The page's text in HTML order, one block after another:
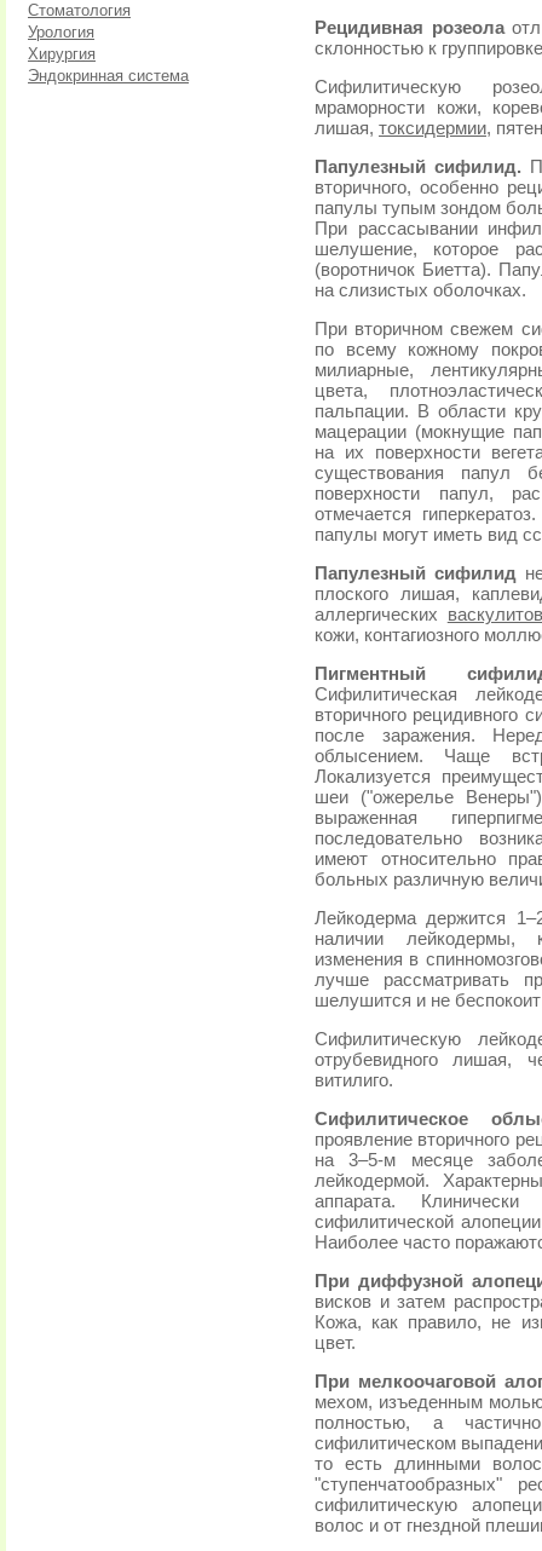
Стоматология
Урология
Хирургия
Эндокринная система
Рецидивная розеола
склонностью к
Сифилитическую
мраморности кожи,
лишая, токсидермии,
Папулезный сифилид.
вторичного, особенно
папулы тупым зондом
При рассасывании
шелушение, которое
(воротничок Биетта).
на слизистых оболочках.
При вторичном свежем
по всему кожному
милиарные,
цвета,
пальпации. В области
мацерации (мокнущие
на их поверхности
существования папул
поверхности папул,
отмечается
папулы могут иметь вид
Папулезный сифилид
плоского лишая,
аллергических
кожи, контагиозного
Пигментный
Сифилитическая
вторичного рецидивного
после заражения.
облысением. Чаще
Локализуется
шеи ("ожерелье
выраженная
последовательно
имеют относительно
больных различную
Лейкодерма держится
наличии лейкодермы,
изменения в
лучше рассматривать
шелушится и не
Сифилитическую
отрубевидного лишая,
витилиго.
Сифилитическое
проявление вторичного
на 3–5-м месяце
лейкодермой.
аппарата. Клинически
сифилитической
Наиболее часто
При диффузной
висков и затем
Кожа, как правило, не
цвет.
При мелкоочаговой
мехом, изъеденным
полностью, а
сифилитическом
то есть длинными
"ступенчатообразных"
сифилитическую
волос и от гнездной